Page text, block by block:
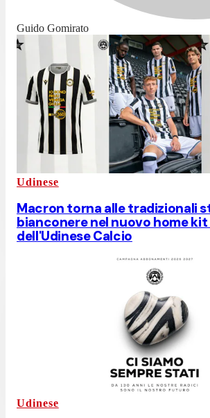
Guido Gomirato
Udinese
Macron torna alle tradizionali
bianconere nel nuovo home
dell'Udinese Calcio
Udinese